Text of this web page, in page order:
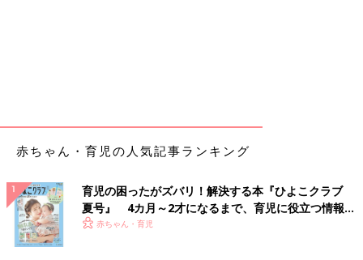
赤ちゃん・育児の人気記事ランキング
育児の困ったがズバリ！解決する本『ひよこクラブ
夏号』 4カ月～2才になるまで、育児に役立つ情報が
いっぱい！
赤ちゃん・育児